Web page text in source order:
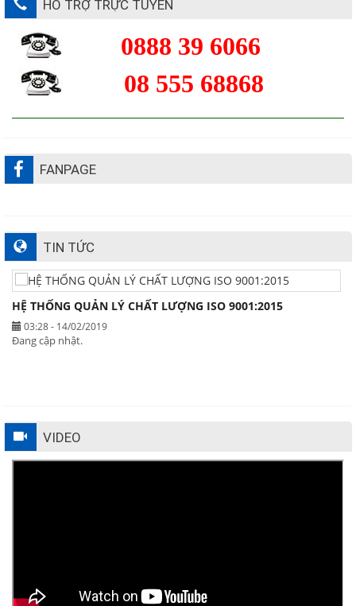
HỖ TRỢ TRỰC TUYẾN
0888 39 6066
08 555 68868
FANPAGE
TIN TỨC
HỆ THỐNG QUẢN LÝ CHẤT LƯỢNG ISO 9001:2015
03:28 - 14/02/2019
Đang cập nhật.
VIDEO